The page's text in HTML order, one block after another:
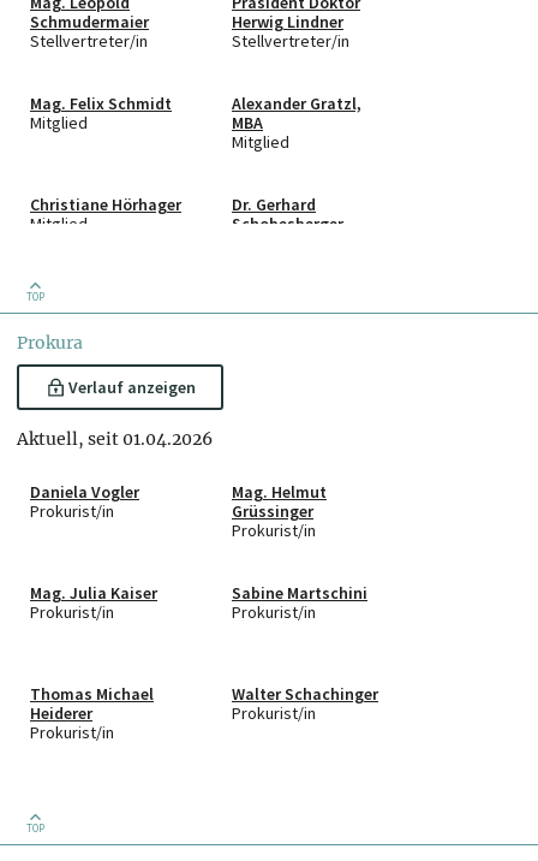
Schmudermaier
Stellvertreter/in
Herwig Lindner
Stellvertreter/in
Mag. Felix Schmidt
Mitglied
Alexander Gratzl,
MBA
Mitglied
Christiane Hörhager
Mitglied
Dr. Gerhard
Schobesberger
Elisabeth Rigl
Mag. Irina
Schwabegger-Wager
Mitglied
Mag.Dr. Johann
Priv.-Doz. DDr.
Philipp Saiko
Prof.Dr. Johannes
Stefanie Hochegger
TOP
Prokura
Verlauf anzeigen
Aktuell, seit 01.04.2026
Daniela Vogler
Prokurist/in
Mag. Helmut
Grüssinger
Prokurist/in
Mag. Julia Kaiser
Prokurist/in
Sabine Martschini
Prokurist/in
Thomas Michael
Heiderer
Prokurist/in
Walter Schachinger
Prokurist/in
TOP